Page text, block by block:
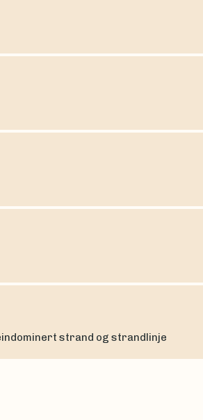
strand og strandlinje